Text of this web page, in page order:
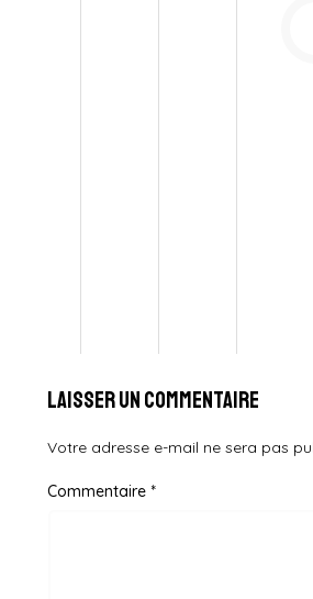
Laisser un commentaire
Votre adresse e-mail ne sera pas
Commentaire*